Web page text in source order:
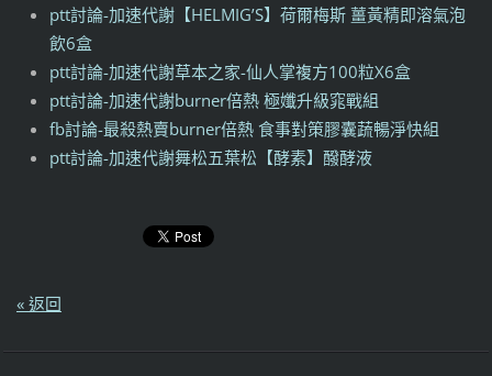
ptt討論-加速代謝【HELMIG’S】荷爾梅斯 薑黃精即溶氣泡
飲6盒
ptt討論-加速代謝草本之家-仙人掌複方100粒X6盒
ptt討論-加速代謝burner倍熱 極孅升級窕戰組
fb討論-最殺熱賣burner倍熱 食事對策膠囊蔬暢淨快組
ptt討論-加速代謝舞松五葉松【酵素】醱酵液
« 返回